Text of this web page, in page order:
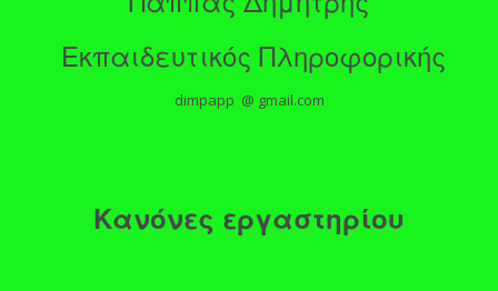
Εκπαιδευτικός Πληροφορικής
dimpapp @ gmail.com
Κανόνες εργαστηρίου